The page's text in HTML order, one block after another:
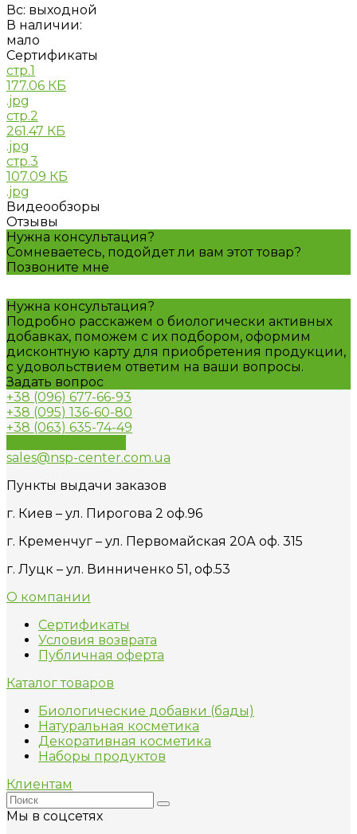
Вс: выходной
В наличии:
мало
Сертификаты
стр.1
177.06 КБ
.jpg
стр.2
261.47 КБ
.jpg
стр.3
107.09 КБ
.jpg
Видеообзоры
Отзывы
Нужна консультация?
Сомневаетесь, подойдет ли вам этот товар?
Позвоните мне
Нужна консультация?
Подробно расскажем о биологически активных
добавках, поможем с их подбором, оформим
дисконтную карту для приобретения продукции,
с удовольствием ответим на ваши вопросы.
Задать вопрос
+38 (096) 677-66-93
+38 (095) 136-60-80
+38 (063) 635-74-49
sales@nsp-center.com.ua
Пункты выдачи заказов
г. Киев – ул. Пирогова 2 оф.96
г. Кременчуг – ул. Первомайская 20А оф. 315
г. Луцк – ул. Винниченко 51, оф.53
О компании
Сертификаты
Условия возврата
Публичная оферта
Каталог товаров
Биологические добавки (бады)
Натуральная косметика
Декоративная косметика
Наборы продуктов
Клиентам
Мы в соцсетях